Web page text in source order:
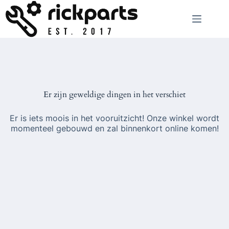
naar
de
inhoud
Er zijn geweldige dingen in het verschiet
Er is iets moois in het vooruitzicht! Onze winkel wordt
momenteel gebouwd en zal binnenkort online komen!